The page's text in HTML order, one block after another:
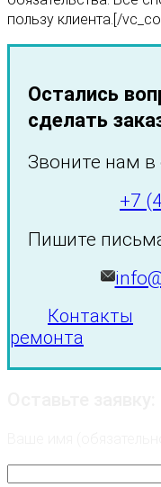
пользу клиента.[/
Остались
сделать
Звоните нам в
+7
Пишите
Контакты
ремонта